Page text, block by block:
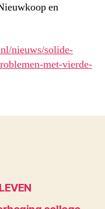
en
nieuws/solide-
met-vierde-